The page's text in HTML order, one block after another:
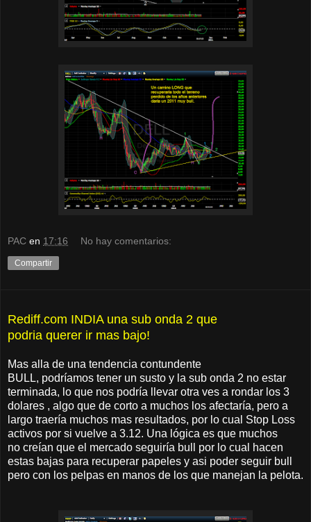
PAC en 17:16 No hay comentarios:
Compartir
Rediff.com INDIA una sub onda 2 que
podria querer ir mas bajo!
Mas alla de una tendencia contundente
BULL, podríamos tener un susto y la sub onda 2 no estar
terminada, lo que nos podría llevar otra ves a rondar los 3
dolares , algo que de corto a muchos los afectaría, pero a
largo traería muchos mas resultados, por lo cual Stop Loss
activos por si vuelve a 3.12. Una lógica es que muchos
no creían que el mercado seguiría bull por lo cual hacen
estas bajas para recuperar papeles y asi poder seguir bull
pero con los pelpas en manos de los que manejan la pelota.